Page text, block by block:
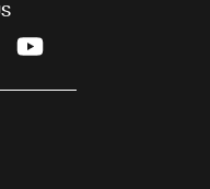
Y
o
u